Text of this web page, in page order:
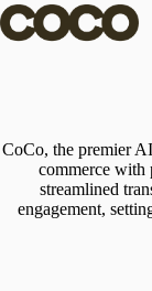
CoCo, the premier
commerce with
streamlined
engagement,